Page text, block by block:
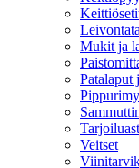
Mukit ja
Patalaput
Veitset